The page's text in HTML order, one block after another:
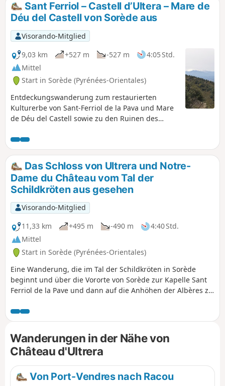
Sant Ferriol – Castell d’Ultera – Mare de
Déu del Castell von Sorède aus
Visorando-Mitglied
9,03 km
+527 m -527 m
4:05 Std.
Mittel
Start in Sorède (Pyrénées-Orientales)
Entdeckungswanderung zum restaurierten
Kulturerbe von Sant-Ferriol de la Pava und Mare
de Déu del Castell sowie zu den Ruinen des
Wanderung auf unbequemen und steinigen
Wegen nicht. Der letzte Aufstieg zu den Ruinen
des Castell d'Ultera von (4) nach (7) ist schwierig
und sollte nur bei trockenem Wetter
unternommen werden. Eine Metallleiter nach (5)
ermöglicht den Zugang zu den Ruinen.
Das Schloss von Ultrera und Notre-
Dame du Château vom Tal der
Schildkröten aus gesehen
Visorando-Mitglied
11,33 km
+495 m -490 m
4:40 Std.
Mittel
Start in Sorède (Pyrénées-Orientales)
Eine Wanderung, die im Tal der Schildkröten in Sorède
beginnt und über die Vororte von Sorède zur Kapelle Sant
Ferriol de la Pave und dann auf die Anhöhen der Albères zu
hinunter zum alten Solarofen Himalaya geht, um dann die
Kapelle Notre-Dame du Château zu erreichen, wo eine
Pause angesagt ist. Der Rückweg über die Pont de la
Resclosa führt zurück ins Tal und zu seinem Tierpark, der
einen Besuch wert ist.
Wanderungen in der Nähe von
Château d'Ultrera
Von Port-Vendres nach Racou